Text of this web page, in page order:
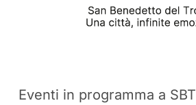
Eventi in programma a SBT